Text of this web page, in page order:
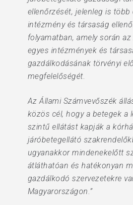
ellenőrzését, jelenleg is több
intézmény és társaság
folyamatban, amely során
egyes intézmények és
gazdálkodásának törvényi
megfelelőségét.
Az Állami Számvevőszék
közös cél, hogy a betegek a
szintű ellátást kapják a
járóbetegellátó
ugyanakkor mindenekelőtt
átláthatóan és hatékonyan
gazdálkodó szervezetekre
Magyarországon.”